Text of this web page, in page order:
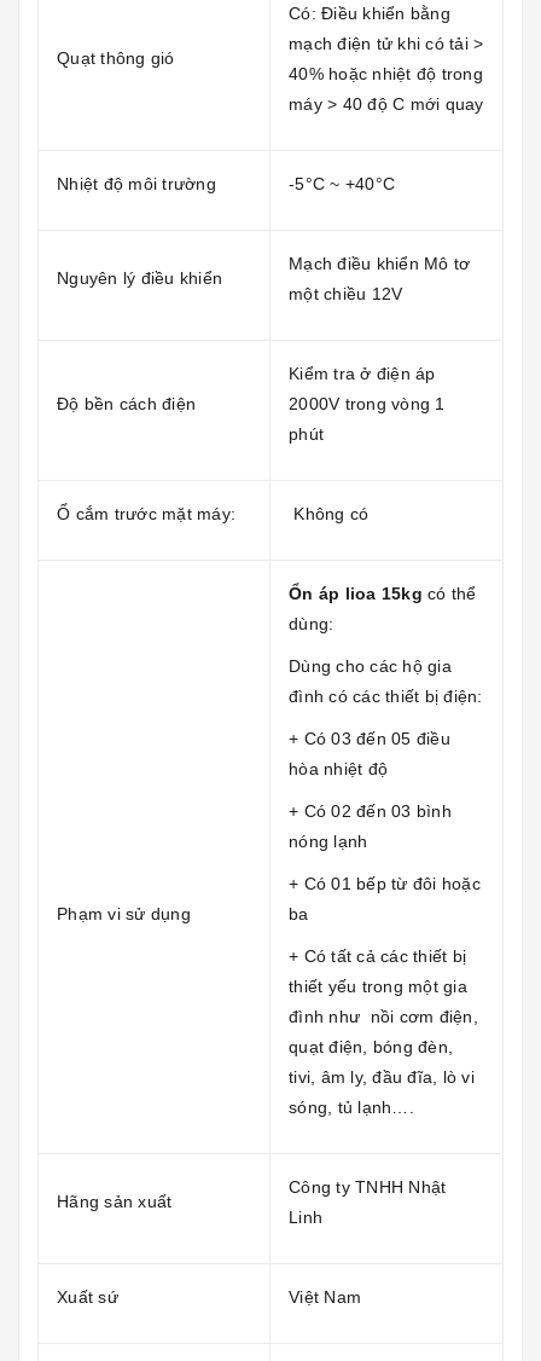
Quạt thông gió
Có: Điều khiển bằng
mạch điện tử khi có tải >
40% hoặc nhiệt độ trong
máy > 40 độ C mới quay
Nhiệt độ môi trường -5°C ~ +40°C
Nguyên lý điều khiển
Mạch điều khiển Mô tơ
một chiều 12V
Độ bền cách điện
Kiểm tra ở điện áp
2000V trong vòng 1
phút
Ổ cắm trước mặt máy: Không có
Phạm vi sử dụng
Ổn áp lioa 15kg có thể
dùng:
Dùng cho các hộ gia
đình có các thiết bị điện:
+ Có 03 đến 05 điều
hòa nhiệt độ
+ Có 02 đến 03 bình
nóng lạnh
+ Có 01 bếp từ đôi hoặc
ba
+ Có tất cả các thiết bị
thiết yếu trong một gia
đình như nồi cơm điện,
quạt điện, bóng đèn,
tivi, âm ly, đầu đĩa, lò vi
sóng, tủ lạnh….
Hãng sản xuất
Công ty TNHH Nhật
Linh
Xuất sứ Việt Nam